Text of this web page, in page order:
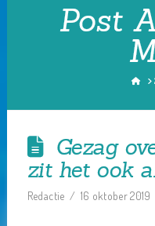
Post
Gezag
zit het ook
Redactie 16 oktober 2019